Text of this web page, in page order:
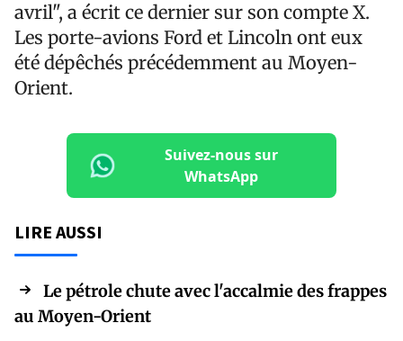
avril", a écrit ce dernier sur son compte X.
Les porte-avions Ford et Lincoln ont eux
été dépêchés précédemment au Moyen-
Orient.
Suivez-nous sur
WhatsApp
LIRE AUSSI
Le pétrole chute avec l'accalmie des frappes
au Moyen-Orient